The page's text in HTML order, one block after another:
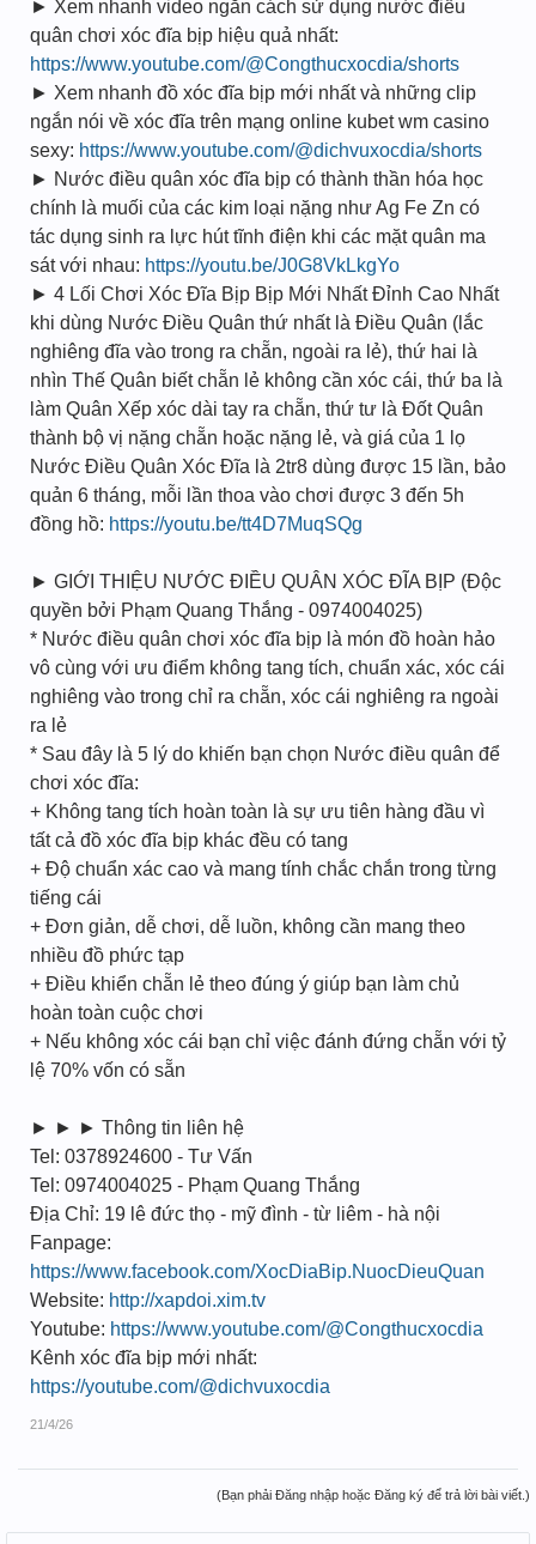
► Xem nhanh video ngắn cách sử dụng nước điều
quân chơi xóc đĩa bịp hiệu quả nhất:
https://www.youtube.com/@Congthucxocdia/shorts
► Xem nhanh đồ xóc đĩa bịp mới nhất và những clip
ngắn nói về xóc đĩa trên mạng online kubet wm casino
sexy: https://www.youtube.com/@dichvuxocdia/shorts
► Nước điều quân xóc đĩa bịp có thành thần hóa học
chính là muối của các kim loại nặng như Ag Fe Zn có
tác dụng sinh ra lực hút tĩnh điện khi các mặt quân ma
sát với nhau: https://youtu.be/J0G8VkLkgYo
► 4 Lối Chơi Xóc Đĩa Bịp Bịp Mới Nhất Đỉnh Cao Nhất
khi dùng Nước Điều Quân thứ nhất là Điều Quân (lắc
nghiêng đĩa vào trong ra chẵn, ngoài ra lẻ), thứ hai là
nhìn Thế Quân biết chẵn lẻ không cần xóc cái, thứ ba là
làm Quân Xếp xóc dài tay ra chẵn, thứ tư là Đốt Quân
thành bộ vị nặng chẵn hoặc nặng lẻ, và giá của 1 lọ
Nước Điều Quân Xóc Đĩa là 2tr8 dùng được 15 lần, bảo
quản 6 tháng, mỗi lần thoa vào chơi được 3 đến 5h
đồng hồ: https://youtu.be/tt4D7MuqSQg
► GIỚI THIỆU NƯỚC ĐIỀU QUÂN XÓC ĐĨA BỊP (Độc
quyền bởi Phạm Quang Thắng - 0974004025)
* Nước điều quân chơi xóc đĩa bịp là món đồ hoàn hảo
vô cùng với ưu điểm không tang tích, chuẩn xác, xóc cái
nghiêng vào trong chỉ ra chẵn, xóc cái nghiêng ra ngoài
ra lẻ
* Sau đây là 5 lý do khiến bạn chọn Nước điều quân để
chơi xóc đĩa:
+ Không tang tích hoàn toàn là sự ưu tiên hàng đầu vì
tất cả đồ xóc đĩa bịp khác đều có tang
+ Độ chuẩn xác cao và mang tính chắc chắn trong từng
tiếng cái
+ Đơn giản, dễ chơi, dễ luồn, không cần mang theo
nhiều đồ phức tạp
+ Điều khiển chẵn lẻ theo đúng ý giúp bạn làm chủ
hoàn toàn cuộc chơi
+ Nếu không xóc cái bạn chỉ việc đánh đứng chẵn với tỷ
lệ 70% vốn có sẵn
► ► ► Thông tin liên hệ
Tel: 0378924600 - Tư Vấn
Tel: 0974004025 - Phạm Quang Thắng
Địa Chỉ: 19 lê đức thọ - mỹ đình - từ liêm - hà nội
Fanpage:
https://www.facebook.com/XocDiaBip.NuocDieuQuan
Website: http://xapdoi.xim.tv
Youtube: https://www.youtube.com/@Congthucxocdia
Kênh xóc đĩa bịp mới nhất:
https://youtube.com/@dichvuxocdia
21/4/26
(Bạn phải Đăng nhập hoặc Đăng ký để trả lời bài viết.)